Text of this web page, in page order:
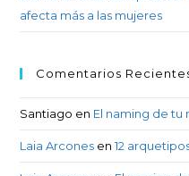
afecta más a las mujeres
Comentarios
Santiago en El naming de tu
Laia Arcones en12